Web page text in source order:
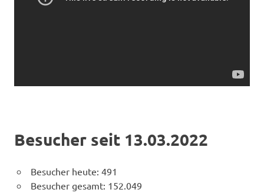
Besucher seit 13.03.2022
Besucher heute: 491
Besucher gesamt: 152.049